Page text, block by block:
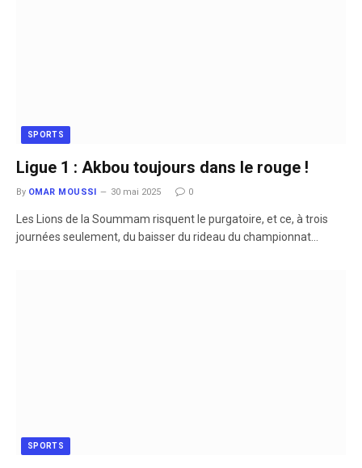
SPORTS
Ligue 1 : Akbou toujours dans le rouge !
By OMAR MOUSSI 30 mai 2025 0
Les Lions de la Soummam risquent le purgatoire, et ce, à trois
journées seulement, du baisser du rideau du championnat…
SPORTS